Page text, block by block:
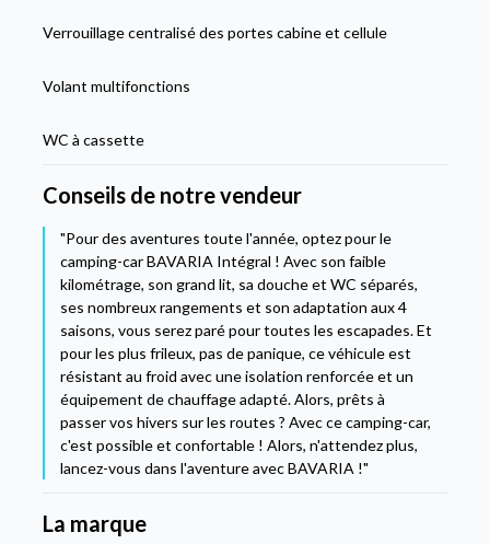
Verrouillage centralisé des portes cabine et cellule
Volant multifonctions
WC à cassette
Conseils de notre vendeur
"Pour des aventures toute l'année, optez pour le
camping-car BAVARIA Intégral ! Avec son faible
kilométrage, son grand lit, sa douche et WC séparés,
ses nombreux rangements et son adaptation aux 4
saisons, vous serez paré pour toutes les escapades. Et
pour les plus frileux, pas de panique, ce véhicule est
résistant au froid avec une isolation renforcée et un
équipement de chauffage adapté. Alors, prêts à
passer vos hivers sur les routes ? Avec ce camping-car,
c'est possible et confortable ! Alors, n'attendez plus,
lancez-vous dans l'aventure avec BAVARIA !"
La marque